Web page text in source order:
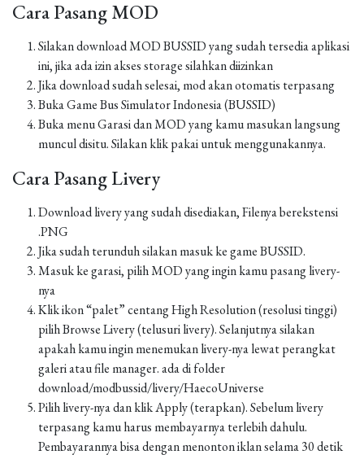
Cara Pasang MOD
Silakan download MOD BUSSID yang sudah tersedia aplikasi
ini, jika ada izin akses storage silahkan diizinkan
Jika download sudah selesai, mod akan otomatis terpasang
Buka Game Bus Simulator Indonesia (BUSSID)
Buka menu Garasi dan MOD yang kamu masukan langsung
muncul disitu. Silakan klik pakai untuk menggunakannya.
Cara Pasang Livery
Download livery yang sudah disediakan, Filenya berekstensi
.PNG
Jika sudah terunduh silakan masuk ke game BUSSID.
Masuk ke garasi, pilih MOD yang ingin kamu pasang livery-
nya
Klik ikon “palet” centang High Resolution (resolusi tinggi)
pilih Browse Livery (telusuri livery). Selanjutnya silakan
apakah kamu ingin menemukan livery-nya lewat perangkat
galeri atau file manager. ada di folder
download/modbussid/livery/HaecoUniverse
Pilih livery-nya dan klik Apply (terapkan). Sebelum livery
terpasang kamu harus membayarnya terlebih dahulu.
Pembayarannya bisa dengan menonton iklan selama 30 detik